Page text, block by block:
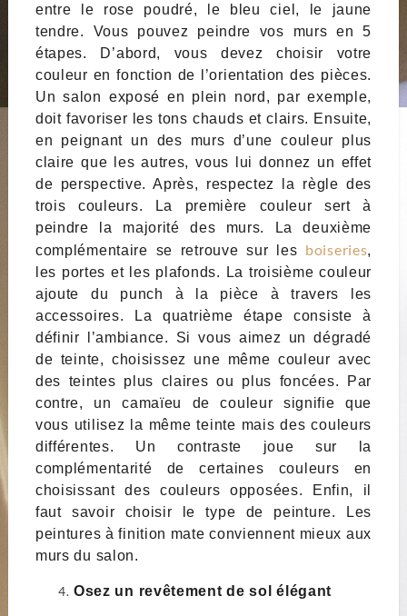
entre le rose poudré, le bleu ciel, le jaune
tendre. Vous pouvez peindre vos murs en 5
étapes. D’abord, vous devez choisir votre
couleur en fonction de l’orientation des pièces.
Un salon exposé en plein nord, par exemple,
doit favoriser les tons chauds et clairs. Ensuite,
en peignant un des murs d’une couleur plus
claire que les autres, vous lui donnez un effet
de perspective. Après, respectez la règle des
trois couleurs. La première couleur sert à
peindre la majorité des murs. La deuxième
complémentaire se retrouve sur les boiseries,
les portes et les plafonds. La troisième couleur
ajoute du punch à la pièce à travers les
accessoires. La quatrième étape consiste à
définir l’ambiance. Si vous aimez un dégradé
de teinte, choisissez une même couleur avec
des teintes plus claires ou plus foncées. Par
contre, un camaïeu de couleur signifie que
vous utilisez la même teinte mais des couleurs
différentes. Un contraste joue sur la
complémentarité de certaines couleurs en
choisissant des couleurs opposées. Enfin, il
faut savoir choisir le type de peinture. Les
peintures à finition mate conviennent mieux aux
murs du salon.
Osez un revêtement de sol élégant